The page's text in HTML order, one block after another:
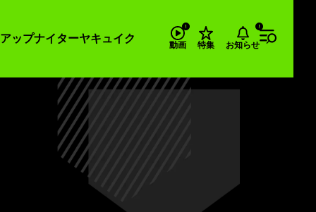
ップナイターヤキュイク
動画 特集 お知らせ